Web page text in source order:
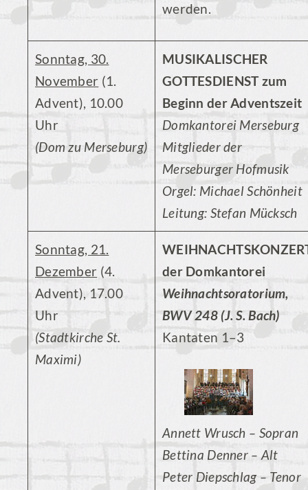
werden.
Sonntag, 30.
November (1.
Advent), 10.00
Uhr
(Dom zu Merseburg)
MUSIKALISCHER
GOTTESDIENST zum
Beginn der Adventszeit
Domkantorei Merseburg
Mitglieder der
Merseburger Hofmusik
Orgel: Michael Schönheit
Leitung: Stefan Mücksch
Sonntag, 21.
Dezember (4.
Advent), 17.00
Uhr
(Stadtkirche St.
Maximi)
der Domkantorei
Weihnachtsoratorium,
BWV 248 (J. S. Bach)
Kantaten 1–3
Annett Wrusch – Sopran
Bettina Denner – Alt
Peter Diepschlag – Tenor